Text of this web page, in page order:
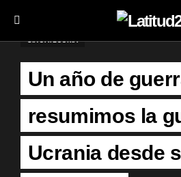
SIN CATEGORÍA
Un año de
resumimos la
Ucrania desde